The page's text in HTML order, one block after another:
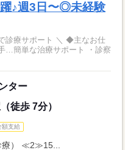
♪週3日〜◎未経験
ート ＼ ◆主なお仕
…簡単な治療サポート ・診察
ター
徒歩 7分）
額支給
） ≪2≫15...